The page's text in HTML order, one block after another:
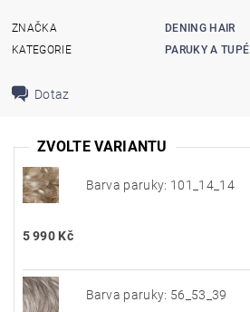
ZNAČKA
DENING HAIR
KATEGORIE
PARUKY A TUPÉ
Dotaz
ZVOLTE VARIANTU
Barva paruky: 101_14_14
5 990 Kč
Barva paruky: 56_53_39